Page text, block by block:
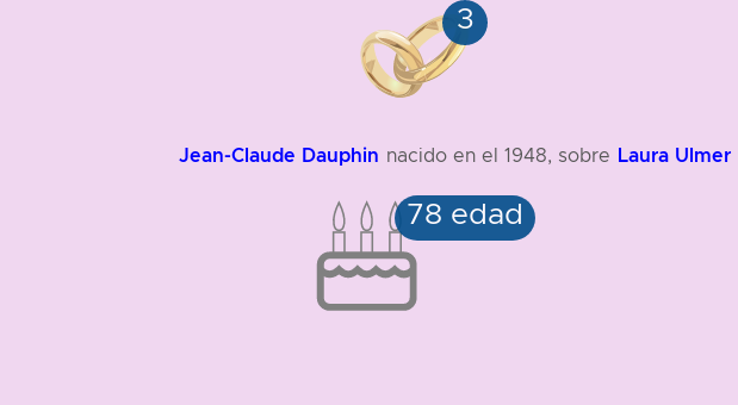
Jean-Claude Dauphin nacido en el 1948, sobre Laura Ulmer